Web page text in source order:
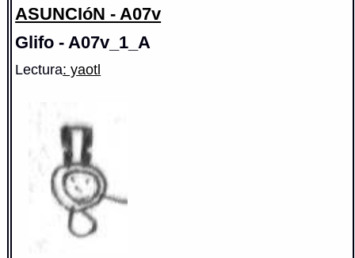
ASUNCIóN - A07v
Glifo - A07v_1_A
Lectura: yaotl